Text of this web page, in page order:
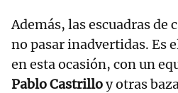
Además, las escuadras de
no pasar inadvertidas. Es
en esta ocasión, con un
Pablo Castrilloy otras